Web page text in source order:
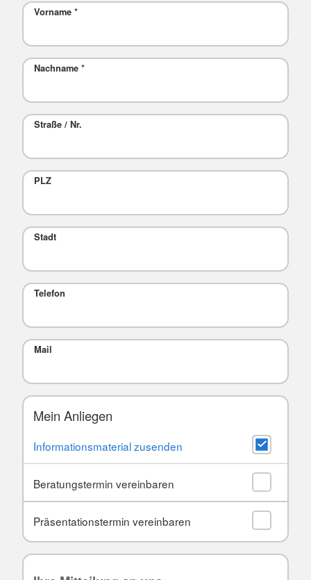
Vorname *
Nachname *
Straße / Nr.
PLZ
Stadt
Telefon
Mail
Mein Anliegen
Informationsmaterial zusenden
Beratungstermin vereinbaren
Präsentationstermin vereinbaren